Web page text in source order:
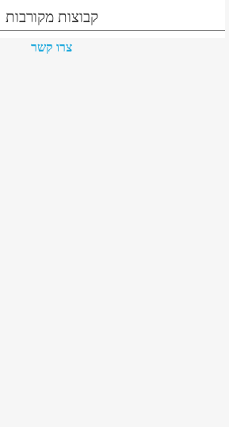
קבוצות מקורבות
צרו קשר